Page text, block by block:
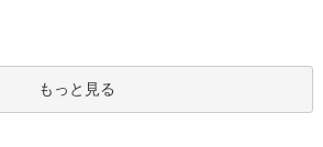
もっと見る